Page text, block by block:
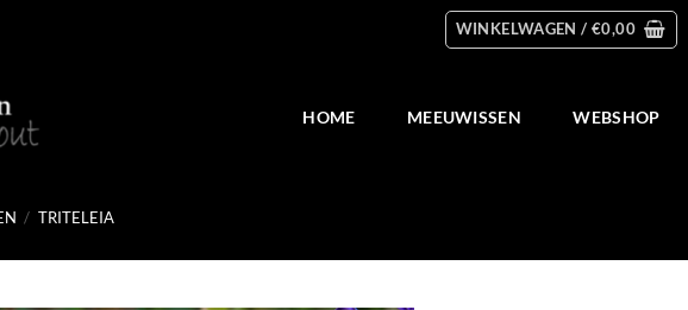
WINKELWAGEN / €0,00
HOME MEEUWISSEN WEBSHOP
/ TRITELEIA